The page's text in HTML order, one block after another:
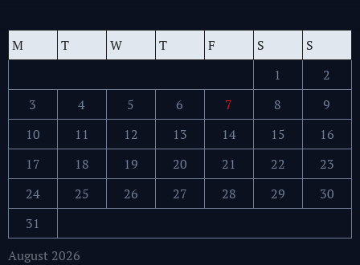
August 2026
M T W T F S
S
1
2
3
4 5 6 7 8
9
10
11 12 13 14 15
16
17
18 19 20 21 22
23
24
25 26 27 28 29
30
31